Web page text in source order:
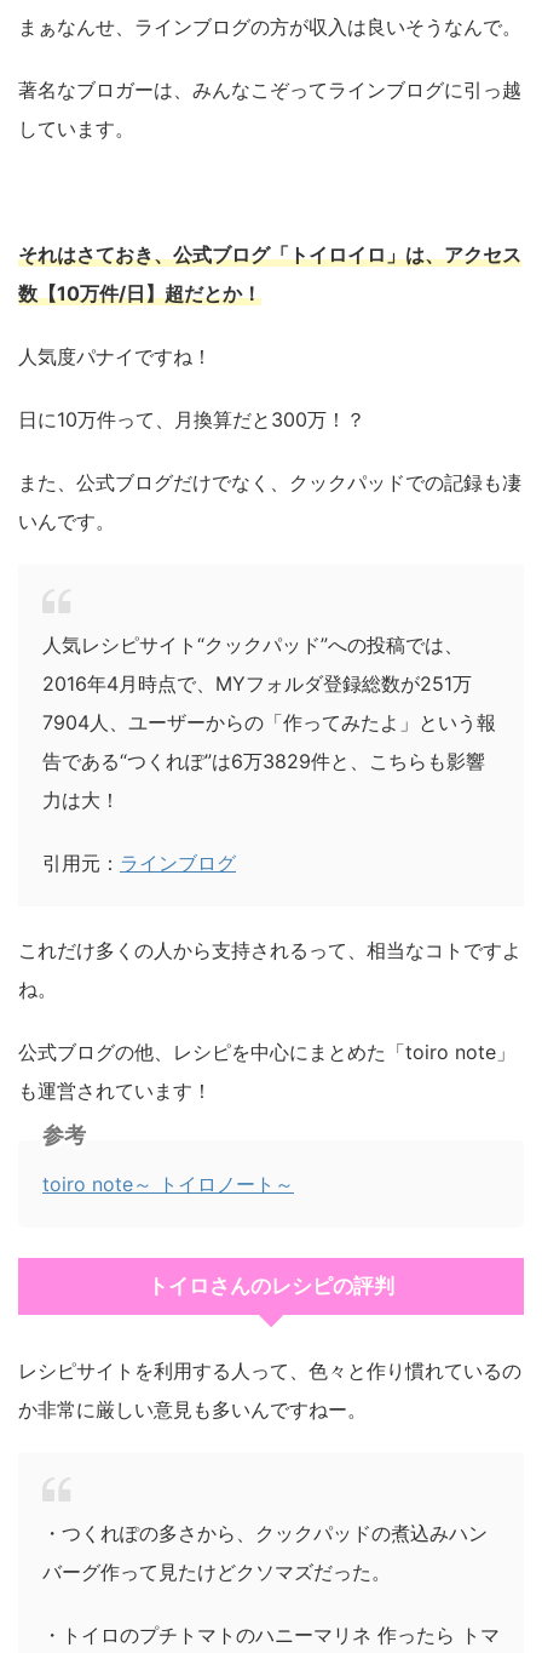
まぁなんせ、ラインブログの方が収入は良いそうなんで。
著名なブロガーは、みんなこぞってラインブログに引っ越
しています。
それはさておき、公式ブログ「トイロイロ」は、アクセス
数【10万件/日】超だとか！
人気度パナイですね！
日に10万件って、月換算だと300万！？
また、公式ブログだけでなく、クックパッドでの記録も凄
いんです。
人気レシピサイト“クックパッド”への投稿では、
2016年4月時点で、MYフォルダ登録総数が251万
7904人、ユーザーからの「作ってみたよ」という報
告である“つくれぽ”は6万3829件と、こちらも影響
力は大！
引用元： ラインブログ
これだけ多くの人から支持されるって、相当なコトですよ
ね。
公式ブログの他、レシピを中心にまとめた「toiro note」
も運営されています！
参考
toiro note～ トイロノート～
トイロさんのレシピの評判
レシピサイトを利用する人って、色々と作り慣れているの
か非常に厳しい意見も多いんですねー。
・つくれぽの多さから、クックパッドの煮込みハン
バーグ作って見たけどクソマズだった。
・トイロのプチトマトのハニーマリネ 作ったら トマ